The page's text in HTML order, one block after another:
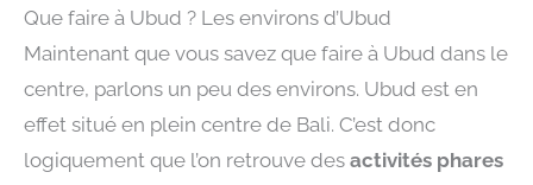
Que faire à Ubud ? Les environs d’Ubud
Maintenant que vous savez que faire à Ubud dans le
centre, parlons un peu des environs. Ubud est en
effet situé en plein centre de Bali. C’est donc
logiquement que l’on retrouve des activités phares